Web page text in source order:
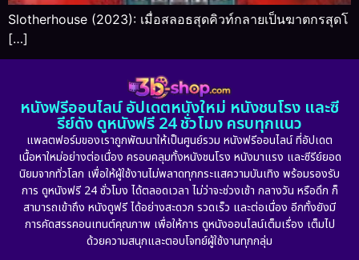
Slotherhouse (2023): เมื่อสลอธสุดคิวท์กลายเป็นฆาตกรสุดโ
[…]
หนังฟรีออนไลน์ อัปเดตหนังใหม่ หนังชนโรง และซี
รีย์ดัง ดูหนังฟรี 24 ชั่วโมง ครบทุกแนว
แพลตฟอร์มของเราถูกพัฒนาให้เป็นศูนย์รวม หนังฟรีออนไลน์ ที่อัปเดต
เนื้อหาใหม่อย่างต่อเนื่อง ครอบคลุมทั้งหนังชนโรง หนังมาแรง และซีรีย์ยอด
นิยมจากทั่วโลก เพื่อให้ผู้ใช้งานไม่พลาดทุกกระแสความบันเทิง พร้อมรองรับ
การ ดูหนังฟรี 24 ชั่วโมง ได้ตลอดเวลา ไม่ว่าจะช่วงเช้า กลางวัน หรือดึก ก็
สามารถเข้าถึง หนังดูฟรี ได้อย่างสะดวก รวดเร็ว และต่อเนื่อง อีกทั้งยังมี
การคัดสรรคอนเทนต์คุณภาพ เพื่อให้การ ดูหนังออนไลน์เต็มเรื่อง เต็มไป
ด้วยความสนุกและตอบโจทย์ผู้ใช้งานทุกกลุ่ม